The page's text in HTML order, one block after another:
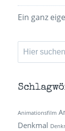
Ein ganz
Suchen
nach:
Animationsfilm
Denkmal